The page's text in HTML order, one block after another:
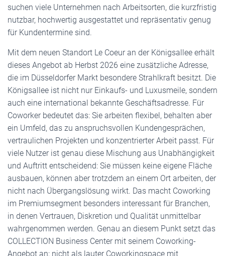
suchen viele Unternehmen nach Arbeitsorten, die kurzfristig
nutzbar, hochwertig ausgestattet und repräsentativ genug
für Kundentermine sind.
Mit dem neuen Standort Le Coeur an der Königsallee erhält
dieses Angebot ab Herbst 2026 eine zusätzliche Adresse,
die im Düsseldorfer Markt besondere Strahlkraft besitzt. Die
Königsallee ist nicht nur Einkaufs- und Luxusmeile, sondern
auch eine international bekannte Geschäftsadresse. Für
Coworker bedeutet das: Sie arbeiten flexibel, behalten aber
ein Umfeld, das zu anspruchsvollen Kundengesprächen,
vertraulichen Projekten und konzentrierter Arbeit passt. Für
viele Nutzer ist genau diese Mischung aus Unabhängigkeit
und Auftritt entscheidend: Sie müssen keine eigene Fläche
ausbauen, können aber trotzdem an einem Ort arbeiten, der
nicht nach Übergangslösung wirkt. Das macht Coworking
im Premiumsegment besonders interessant für Branchen,
in denen Vertrauen, Diskretion und Qualität unmittelbar
wahrgenommen werden. Genau an diesem Punkt setzt das
COLLECTION Business Center mit seinem Coworking-
Angebot an: nicht als lauter Coworkingspace mit